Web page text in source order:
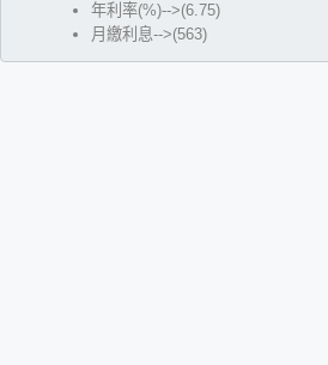
年利率(%)-->(6.75)
月繳利息-->(563)